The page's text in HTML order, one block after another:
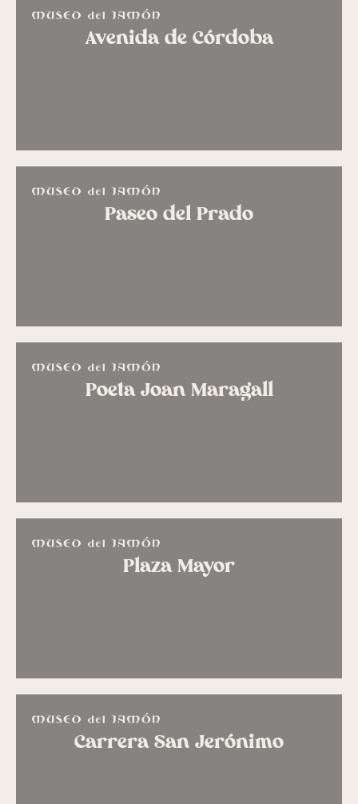
Avenida de Córdoba
Paseo del Prado
Poeta Joan Maragall
Plaza Mayor
Carrera San Jerónimo